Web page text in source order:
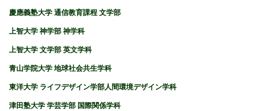
慶應義塾大学 通信教育課程 文学部
上智大学 神学部 神学科
上智大学 文学部 英文学科
青山学院大学 地球社会共生学科
東洋大学 ライフデザイン学部人間環境デザイン学科
津田塾大学 学芸学部 国際関係学科